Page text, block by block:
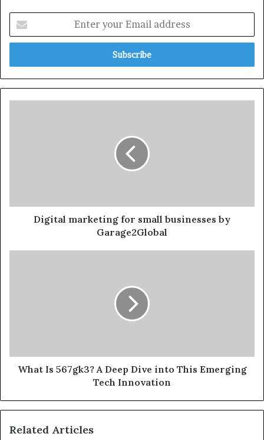
Digital marketing for small businesses by
Garage2Global
What Is 567gk3? A Deep Dive into This Emerging
Tech Innovation
Related Articles